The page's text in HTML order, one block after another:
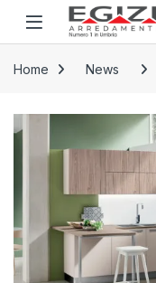
Skip to navigation
Skip to content
Open
Home News